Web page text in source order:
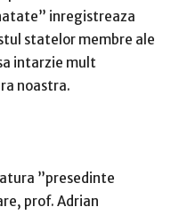
inregistreaza
statelor membre ale
intarzie mult
noastra.
”presedinte
prof. Adrian